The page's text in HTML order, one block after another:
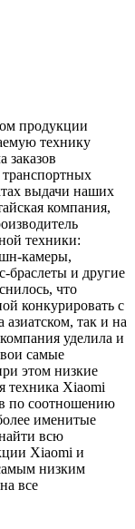
продукции
технику
заказов
транспортных
выдачи наших
компания,
техники:
камеры,
браслеты и другие
что
конкурировать с
так и на
уделила и
самые
этом низкие
техника Xiaomi
по соотношению
именитые
всю
Xiaomi и
низким
все